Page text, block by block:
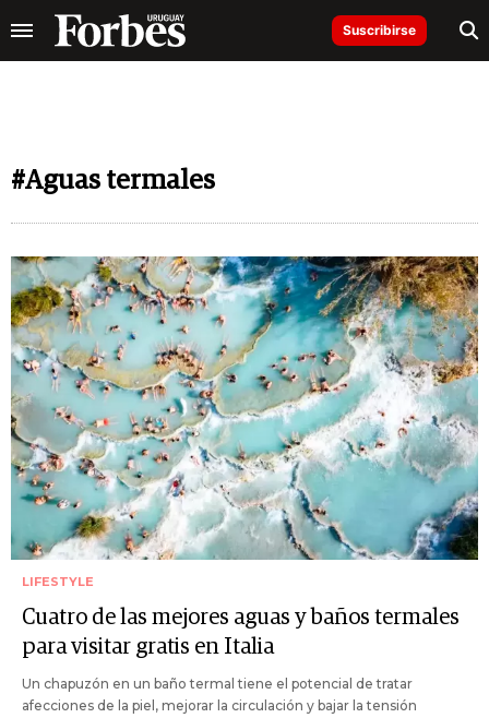
Suscribirse
#Aguas termales
LIFESTYLE
Cuatro de las mejores aguas y baños termales
para visitar gratis en Italia
Un chapuzón en un baño termal tiene el potencial de tratar
afecciones de la piel, mejorar la circulación y bajar la tensión